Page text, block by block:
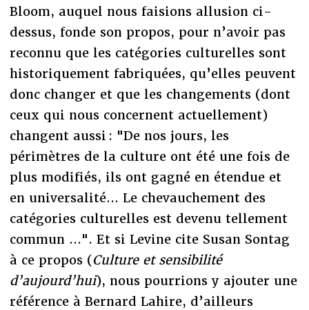
Bloom, auquel nous faisions allusion ci-
dessus, fonde son propos, pour n’avoir pas
reconnu que les catégories culturelles sont
historiquement fabriquées, qu’elles peuvent
donc changer et que les changements (dont
ceux qui nous concernent actuellement)
changent aussi : "De nos jours, les
périmètres de la culture ont été une fois de
plus modifiés, ils ont gagné en étendue et
en universalité... Le chevauchement des
catégories culturelles est devenu tellement
commun ...". Et si Levine cite Susan Sontag
à ce propos (Culture et sensibilité
d’aujourd’hui), nous pourrions y ajouter une
référence à Bernard Lahire, d’ailleurs